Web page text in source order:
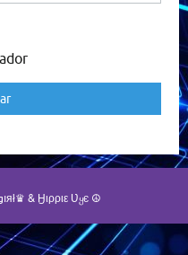
& Ӈιρριε Ʋყє ☮